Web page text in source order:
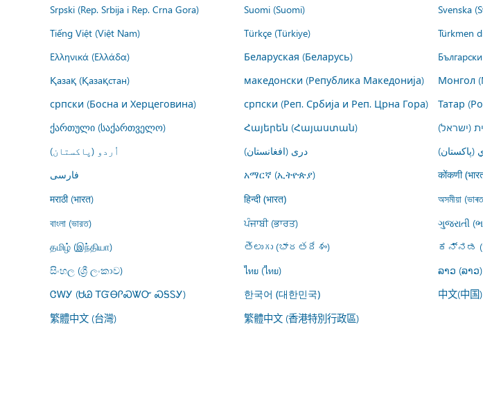
Srpski (Rep. Srbija i Rep. Crna Gora)
Suomi (Suomi) Svenska
Tiếng Việt (Việt Nam)
Türkçe (Türkiye) Türkmen
Ελληνικά (Ελλάδα)
Беларуская (Беларусь)
Қазақ (Қазақстан)
македонски (Република Македонија) Монгол
српски (Босна и Херцеговина)
српски (Реп. Србија и Реп. Црна Гора) Татар
ქართული (საქართველო)
Հայերեն (Հայաստան) (ישראל)
اُردو (پاکستان)
درى (افغانستان) (پاکستان)
فارسى
አማርኛ (ኢትዮጵያ) कोंकणी
मराठी (भारत)
हिन्दी (भारत) অসমীয়া
বাংলা (ভারত)
ਪੰਜਾਬੀ (ਭਾਰਤ) ગુજરાતી
தமிழ் (இந்தியா)
తెలుగు (భారతదేశం) ಕನ್ನಡ
සිංහල (ශ්‍රී ලංකාව)
ไทย (ไทย) ລາວ (ລາວ)
ᏣᎳᎩ (ᏌᏊ ᎢᏳᎾᎵᏍᏔᏅ ᏍᎦᏚᎩ)
한국어 (대한민국) 中文(中国)
繁體中文 (台灣) 繁體中文 (香港特別行政區)